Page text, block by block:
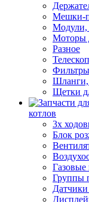
Мешки-
Модули,
Моторы
Разное
Шланги,
Щетки
котлов
3х
Блок
Группы